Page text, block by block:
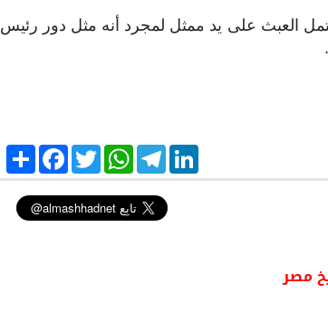
العبث على يد ممثل لمجرد أنه مثل دور رئيس
S
h
a
r
e
F
a
c
e
b
o
T
w
i
t
t
e
W
h
a
t
s
A
T
e
l
e
g
r
L
i
n
مصر